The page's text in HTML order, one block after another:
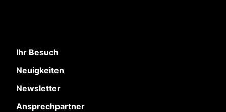
Ihr Besuch
Neuigkeiten
Newsletter
Ansprechpartner